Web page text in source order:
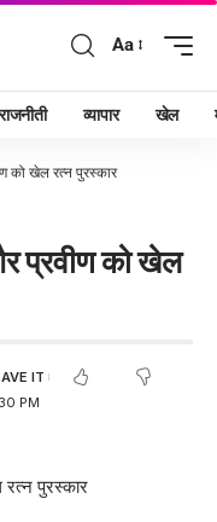
Aa
व्यापार खेल
को खेल रत्न पुरस्कार
प्रवीण को खेल
PM